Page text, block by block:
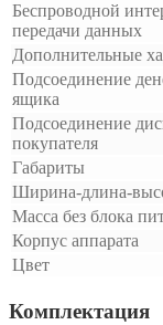
Беспроводной
передачи данных
Дополнительные
Подсоединение
ящика
Подсоединение
покупателя
Габариты
Ширина-длина-
Масса без блока
Корпус аппарата
Цвет
Комплектация